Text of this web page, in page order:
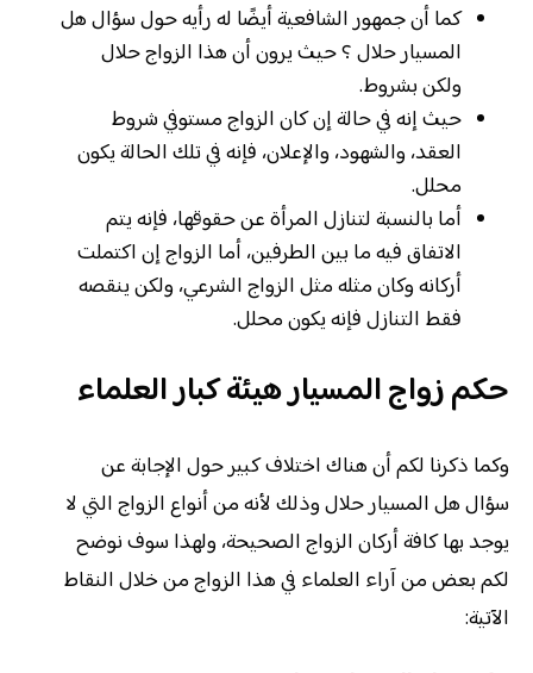
كما أن جمهور الشافعية أيضًا له رأيه حول سؤال هل
المسيار حلال ؟ حيث يرون أن هذا الزواج حلال
ولكن بشروط.
حيث إنه في حالة إن كان الزواج مستوفي شروط
العقد، والشهود، والإعلان، فإنه في تلك الحالة يكون
محلل.
أما بالنسبة لتنازل المرأة عن حقوقها، فإنه يتم
الاتفاق فيه ما بين الطرفين، أما الزواج إن اكتملت
أركانه وكان مثله مثل الزواج الشرعي، ولكن ينقصه
فقط التنازل فإنه يكون محلل.
حكم زواج المسيار هيئة كبار العلماء
وكما ذكرنا لكم أن هناك اختلاف كبير حول الإجابة عن
سؤال هل المسيار حلال وذلك لأنه من أنواع الزواج التي لا
يوجد بها كافة أركان الزواج الصحيحة، ولهذا سوف نوضح
لكم بعض من آراء العلماء في هذا الزواج من خلال النقاط
الآتية: